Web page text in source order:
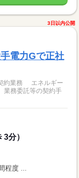
3日以内公開
電力Gで正社
業務委託等の契約手
分）
度 ...